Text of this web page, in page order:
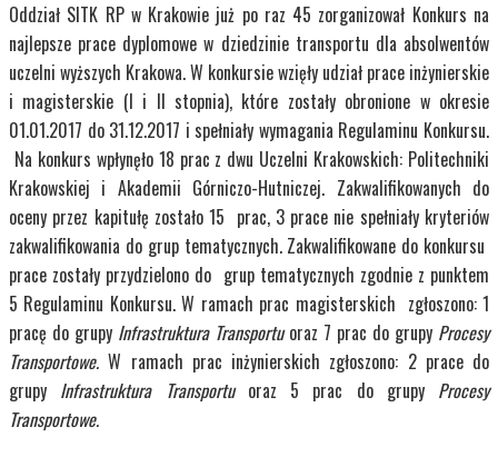
Oddział SITK RP w Krakowie już po raz 45 zorganizował Konkurs na
najlepsze prace dyplomowe w dziedzinie transportu dla absolwentów
uczelni wyższych Krakowa. W konkursie wzięły udział prace inżynierskie
i magisterskie (I i II stopnia), które zostały obronione w okresie
01.01.2017 do 31.12.2017 i spełniały wymagania Regulaminu Konkursu.
Na konkurs wpłynęło 18 prac z dwu Uczelni Krakowskich: Politechniki
Krakowskiej i Akademii Górniczo-Hutniczej. Zakwalifikowanych do
oceny przez kapitułę zostało 15 prac, 3 prace nie spełniały kryteriów
zakwalifikowania do grup tematycznych. Zakwalifikowane do konkursu
prace zostały przydzielono do grup tematycznych zgodnie z punktem
5 Regulaminu Konkursu. W ramach prac magisterskich zgłoszono: 1
pracę do grupy Infrastruktura Transportuoraz 7 prac do grupy Procesy
Transportowe.W ramach prac inżynierskich zgłoszono: 2 prace do
grupy Infrastruktura Transportuoraz 5 prac do grupyProcesy
Transportowe.